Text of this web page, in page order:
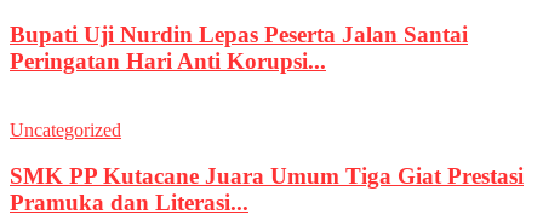
Bupati Uji Nurdin Lepas Peserta Jalan Santai
Peringatan Hari Anti Korupsi...
Uncategorized
SMK PP Kutacane Juara Umum Tiga Giat Prestasi
Pramuka dan Literasi...